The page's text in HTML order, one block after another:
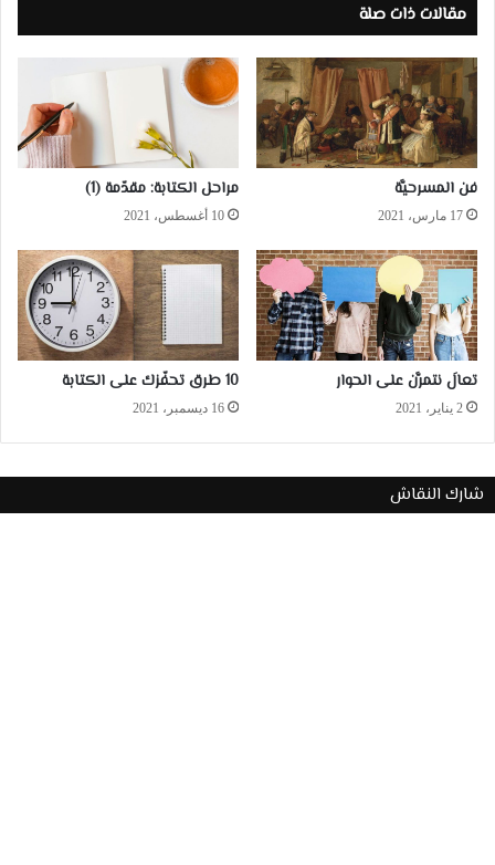
مقالات ذات صلة
فن المسرحيَّة
17 مارس، 2021
مراحل الكتابة: مقدّمة (1)
10 أغسطس، 2021
تعالَ نتمرَّن على الحوار
2 يناير، 2021
10 طرق تحفّزك على الكتابة
16 ديسمبر، 2021
شارك النقاش